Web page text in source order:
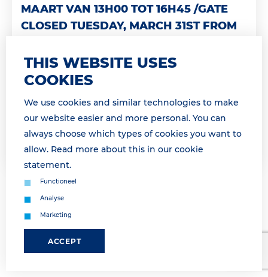
MAART VAN 13H00 TOT 16H45 /GATE
CLOSED TUESDAY, MARCH 31ST FROM
Geachte relatie, Landzijdige operatie morgen
onderbroken van 14h00 tot 16h45 Dinsdag 31 maart
mogelijk a.g.v. een vakb...
Lees meer
THIS WEBSITE USES
COOKIES
We use cookies and similar technologies to make
our website easier and more personal. You can
always choose which types of cookies you want to
allow. Read more about this in our cookie
statement.
Functioneel
Analyse
Marketing
ACCEPT